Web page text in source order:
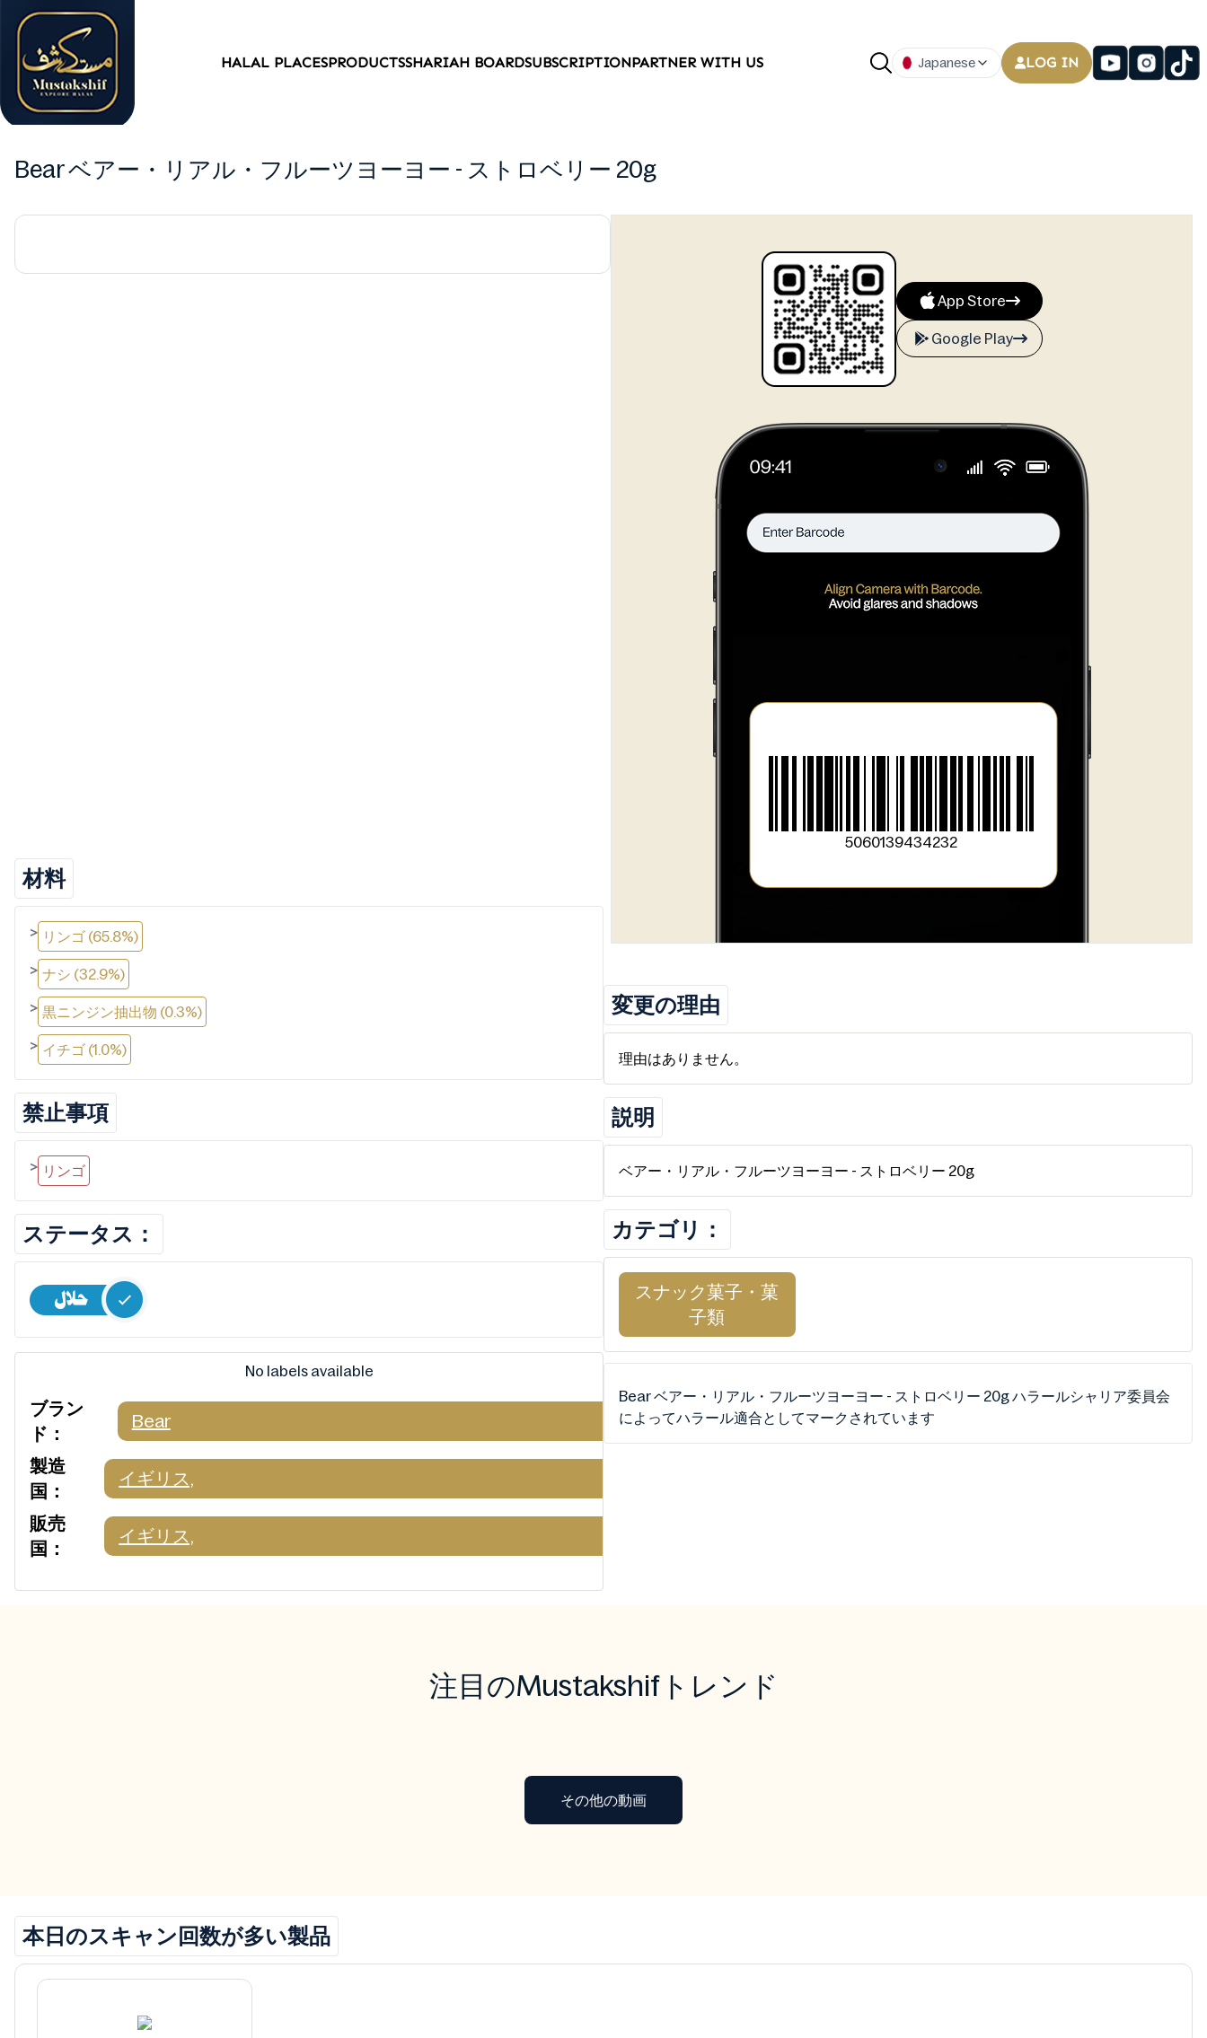
HALAL PLACESPRODUCTSSHARIAH BOARDSUBSCRIPTIONPARTNER WITH US Japanese LOG IN
Bear ベアー・リアル・フルーツヨーヨー - ストロベリー 20g
App Store
Google Play
5060139434232
材料
> リンゴ (65.8%)
> ナシ (32.9%)
> 黒ニンジン抽出物 (0.3%)
> イチゴ (1.0%)
禁止事項
> リンゴ
ステータス：
No labels available
ブラン
ド：
Bear
製造
国：
イギリス,
販売
国：
イギリス,
変更の理由
理由はありません。
説明
ベアー・リアル・フルーツヨーヨー - ストロベリー 20g
カテゴリ：
スナック菓子・菓
子類
Bear ベアー・リアル・フルーツヨーヨー - ストロベリー 20g ハラールシャリア委員会
によってハラール適合としてマークされています
注目のMustakshifトレンド
その他の動画
本日のスキャン回数が多い製品